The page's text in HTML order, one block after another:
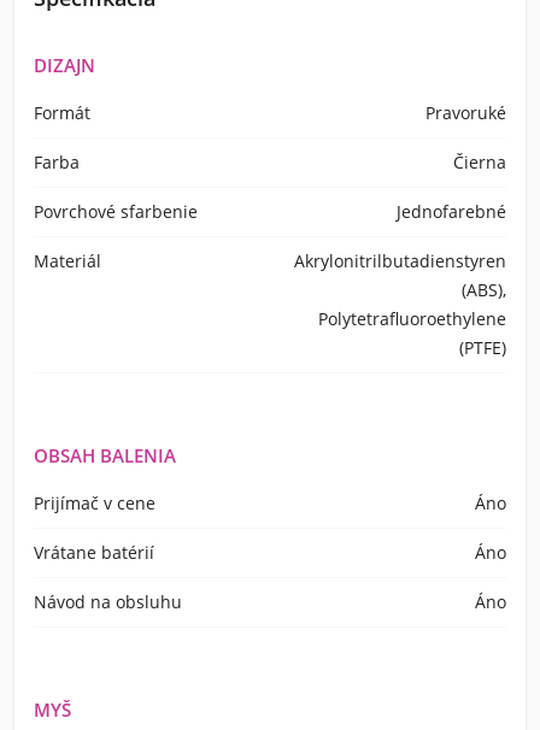
DIZAJN
Formát Pravoruké
Farba Čierna
Povrchové sfarbenie Jednofarebné
Materiál
Akrylonitrilbutadienstyren
(ABS),
Polytetrafluoroethylene
(PTFE)
OBSAH BALENIA
Prijímač v cene Áno
Vrátane batérií Áno
Návod na obsluhu Áno
MYŠ